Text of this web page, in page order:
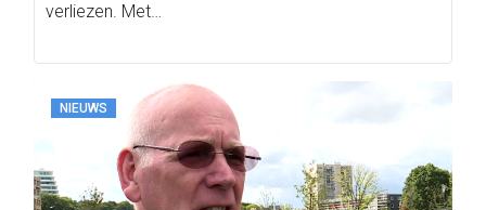
verliezen. Met…
NIEUWS